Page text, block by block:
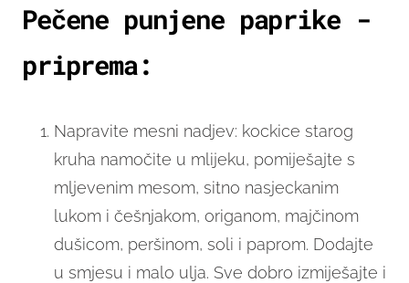
Pečene punjene paprike -
priprema:
Napravite mesni nadjev: kockice starog
kruha namočite u mlijeku, pomiješajte s
mljevenim mesom, sitno nasjeckanim
lukom i češnjakom, origanom, majčinom
dušicom, peršinom, soli i paprom. Dodajte
u smjesu i malo ulja. Sve dobro izmiješajte i